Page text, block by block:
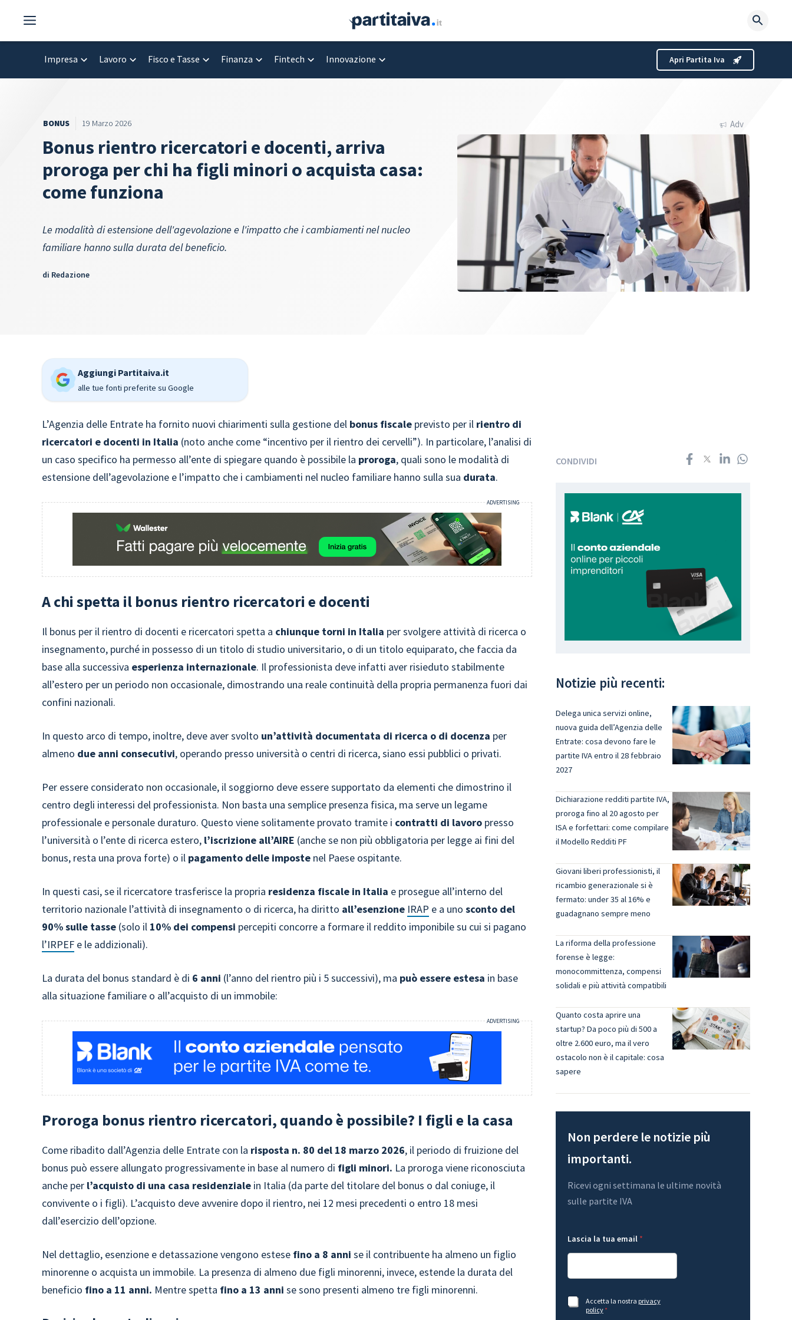
contenuto
Impresa Lavoro Fisco e Tasse Finanza Fintech Innovazione Apri Partita Iva
BONUS 19 Marzo 2026
Bonus rientro ricercatori e docenti, arriva
proroga per chi ha figli minori o acquista casa:
come funziona
Le modalità di estensione dell'agevolazione e l'impatto che i cambiamenti nel nucleo
familiare hanno sulla durata del beneficio.
di Redazione
Adv
Aggiungi Partitaiva.it
alle tue fonti preferite su Google
L’Agenzia delle Entrate ha fornito nuovi chiarimenti sulla gestione del bonus fiscale previsto per il rientro di
ricercatori e docenti in Italia (noto anche come “incentivo per il rientro dei cervelli”). In particolare, l’analisi di
un caso specifico ha permesso all’ente di spiegare quando è possibile la proroga, quali sono le modalità di
estensione dell’agevolazione e l’impatto che i cambiamenti nel nucleo familiare hanno sulla sua durata.
A chi spetta il bonus rientro ricercatori e docenti
Il bonus per il rientro di docenti e ricercatori spetta a chiunque torni in Italia per svolgere attività di ricerca o
insegnamento, purché in possesso di un titolo di studio universitario, o di un titolo equiparato, che faccia da
base alla successiva esperienza internazionale. Il professionista deve infatti aver risieduto stabilmente
all’estero per un periodo non occasionale, dimostrando una reale continuità della propria permanenza fuori dai
confini nazionali.
In questo arco di tempo, inoltre, deve aver svolto un’attività documentata di ricerca o di docenza per
almeno due anni consecutivi, operando presso università o centri di ricerca, siano essi pubblici o privati.
Per essere considerato non occasionale, il soggiorno deve essere supportato da elementi che dimostrino il
centro degli interessi del professionista. Non basta una semplice presenza fisica, ma serve un legame
professionale e personale duraturo. Questo viene solitamente provato tramite i contratti di lavoro presso
l’università o l’ente di ricerca estero, l’iscrizione all’AIRE (anche se non più obbligatoria per legge ai fini del
bonus, resta una prova forte) o il pagamento delle imposte nel Paese ospitante.
In questi casi, se il ricercatore trasferisce la propria residenza fiscale in Italia e prosegue all’interno del
territorio nazionale l’attività di insegnamento o di ricerca, ha diritto all’esenzione IRAP e a uno sconto del
90% sulle tasse (solo il 10% dei compensi percepiti concorre a formare il reddito imponibile su cui si pagano
l’IRPEF e le addizionali).
La durata del bonus standard è di 6 anni (l’anno del rientro più i 5 successivi), ma può essere estesa in base
alla situazione familiare o all’acquisto di un immobile:
Proroga bonus rientro ricercatori, quando è possibile? I figli e la casa
Come ribadito dall’Agenzia delle Entrate con la risposta n. 80 del 18 marzo 2026, il periodo di fruizione del
bonus può essere allungato progressivamente in base al numero di figli minori. La proroga viene riconosciuta
anche per l’acquisto di una casa residenziale in Italia (da parte del titolare del bonus o dal coniuge, il
convivente o i figli). L’acquisto deve avvenire dopo il rientro, nei 12 mesi precedenti o entro 18 mesi
dall’esercizio dell’opzione.
Nel dettaglio, esenzione e detassazione vengono estese fino a 8 anni se il contribuente ha almeno un figlio
minorenne o acquista un immobile. La presenza di almeno due figli minorenni, invece, estende la durata del
beneficio fino a 11 anni. Mentre spetta fino a 13 anni se sono presenti almeno tre figli minorenni.
CONDIVIDI
Notizie più recenti:
Delega unica servizi online,
nuova guida dell’Agenzia delle
Entrate: cosa devono fare le
partite IVA entro il 28 febbraio
2027
Dichiarazione redditi partite IVA,
proroga fino al 20 agosto per
ISA e forfettari: come compilare
il Modello Redditi PF
Giovani liberi professionisti, il
ricambio generazionale si è
fermato: under 35 al 16% e
guadagnano sempre meno
La riforma della professione
forense è legge:
monocommittenza, compensi
solidali e più attività compatibili
Quanto costa aprire una
startup? Da poco più di 500 a
oltre 2.600 euro, ma il vero
ostacolo non è il capitale: cosa
sapere
Non perdere le notizie più
importanti.
Ricevi ogni settimana le ultime novità
sulle partite IVA
u
c
t
t
Lascia la tua email *
mA
c
Accetta la nostra privacy
policy*